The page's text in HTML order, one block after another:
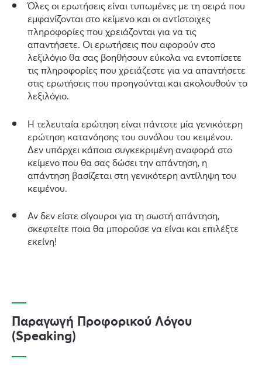
Όλες οι ερωτήσεις είναι τυπωμένες με τη σειρά που
εμφανίζονται στο κείμενο και οι αντίστοιχες
πληροφορίες που χρειάζονται για να τις
απαντήσετε. Οι ερωτήσεις που αφορούν στο
λεξιλόγιο θα σας βοηθήσουν εύκολα να εντοπίσετε
τις πληροφορίες που χρειάζεστε για να απαντήσετε
στις ερωτήσεις που προηγούνται και ακολουθούν το
λεξιλόγιο.
Η τελευταία ερώτηση είναι πάντοτε μία γενικότερη
ερώτηση κατανόησης του συνόλου του κειμένου.
Δεν υπάρχει κάποια συγκεκριμένη αναφορά στο
κείμενο που θα σας δώσει την απάντηση, η
απάντηση βασίζεται στη γενικότερη αντίληψη του
κειμένου.
Αν δεν είστε σίγουροι για τη σωστή απάντηση,
σκεφτείτε ποια θα μπορούσε να είναι και επιλέξτε
εκείνη!
Παραγωγή Προφορικού Λόγου
(Speaking)